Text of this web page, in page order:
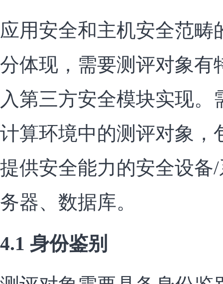
应用安全和主机安全范畴
分体现，需要测评对象有
入第三方安全模块实现
计算环境中的测评对象，
提供安全能力的安全设备
务器、数据库。
4.1 身份鉴别